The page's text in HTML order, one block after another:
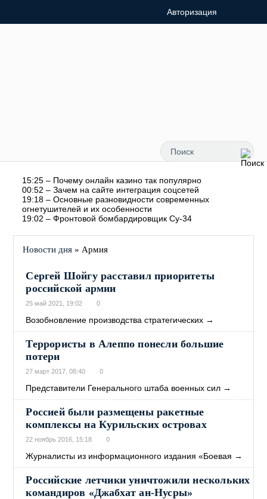
Авторизация
15:25 – Почему онлайн казино так популярно
00:52 – Зачем на сайте интеграция соцсетей
19:18 – Основные разновидности современных
огнетушителей и их особенности
19:02 – Фронтовой бомбардировщик Су-34
Новости дня » Армия
Cергей Шойгу расставил приоритеты
российской армии
25 май 2021, 19:02 0
Возобновление производства стратегических →
Террористы в Алеппо понесли большие
потери
27 март 2017, 08:40 0
Представители Генерального штаба военных сил →
Россией были размещены ракетные
комплексы на Курильских островах
22 ноябрь 2016, 15:18 0
Журналисты из информационного издания «Боевая →
Российские летчики уничтожили нескольких
командиров «Джабхат ан-Нусры»